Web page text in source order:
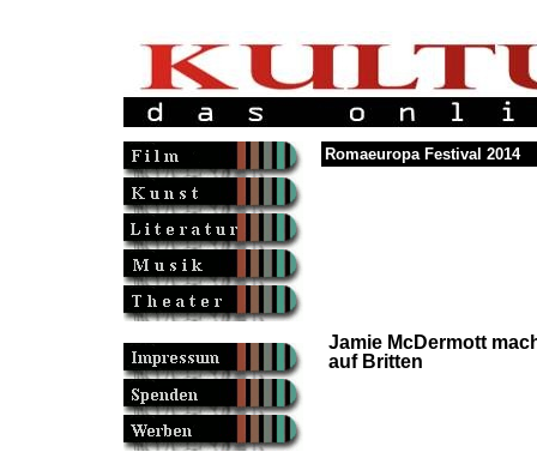
Romaeuropa Festival 2014
Jamie McDermott
auf Britten